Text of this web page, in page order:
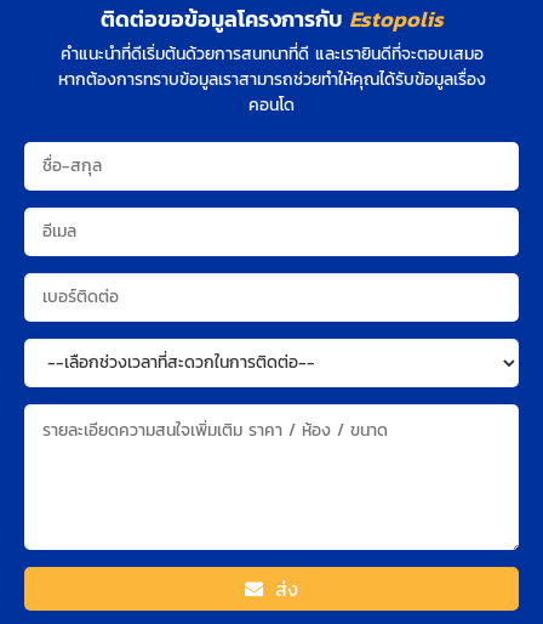
ติดต่อขอข้อมูลโครงการกับ Estopolis
คำแนะนำที่ดีเริ่มต้นด้วยการสนทนาที่ดี และเรายินดีที่จะตอบเสมอ
หากต้องการทราบข้อมูลเราสามารถช่วยทำให้คุณได้รับข้อมูลเรื่อง
คอนโด
ส่ง